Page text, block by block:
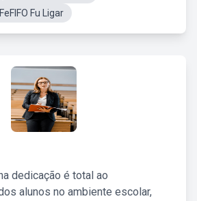
Fu Ligar
dedicação é total ao
alunos no ambiente escolar,